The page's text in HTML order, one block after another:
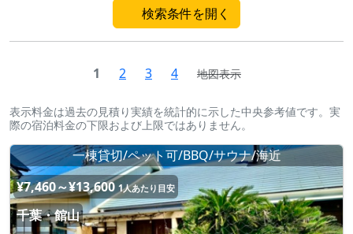
検索条件を開く
1 2 3 4 地図表示
表示料金は過去の見積り実績を統計的に示した中央参考値です。実
際の宿泊料金の下限および上限ではありません。
一棟貸切/ペット可/BBQ/サウナ/海近
¥7,460～¥13,600 1人あたり目安
千葉・館山